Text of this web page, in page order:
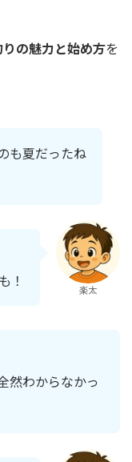
の魅力と始め方を
も夏だったね
！
楽太
然わからなかっ